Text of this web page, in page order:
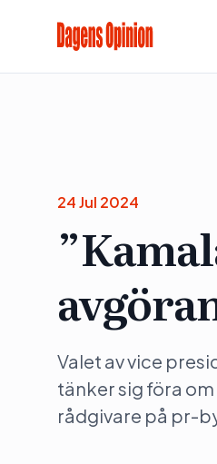
24 Jul 2024
Valet av vice
tänker sig föra
rådgivare på pr-